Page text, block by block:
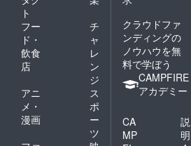
ト
フー
ド・
飲食
店
チ
ャ
レ
ン
ジ
アニ
メ・
漫画
ス
ポ
ー
ツ
クラウドファ
ンディングの
ノウハウを無
料で学ぼう
CAMPFIRE
アカデミー
CA
MP
説
明